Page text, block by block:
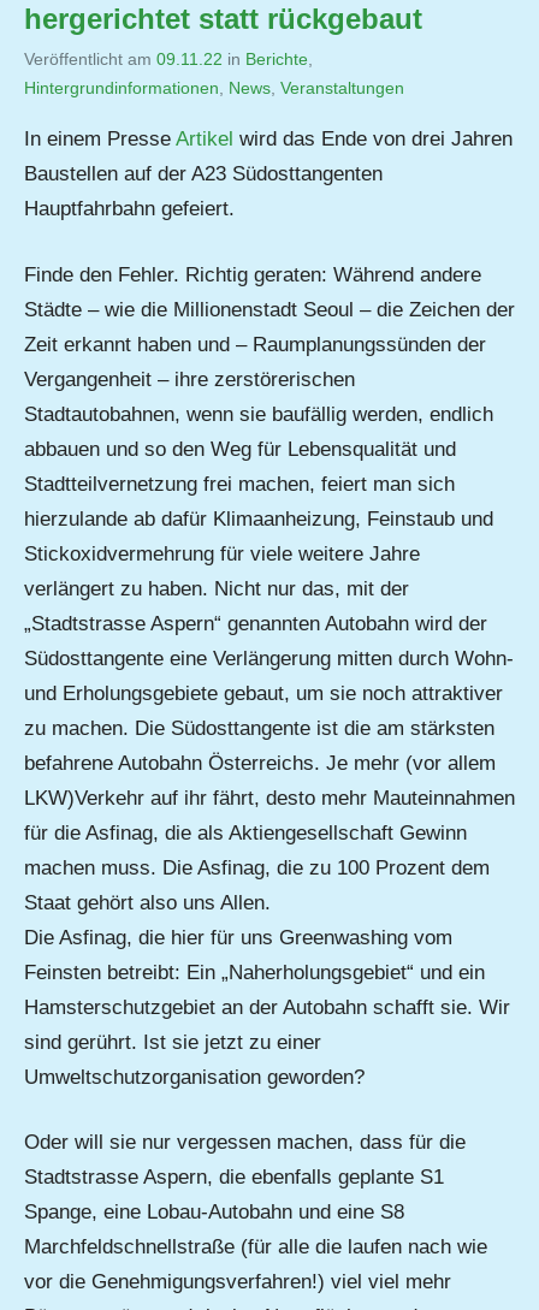
hergerichtet statt rückgebaut
Veröffentlicht am 09.11.22 von
Jutta
in Berichte,
Hintergrundinformationen, News, Veranstaltungen
In einem Presse Artikel wird das Ende von drei Jahren
Baustellen auf der A23 Südosttangenten
Hauptfahrbahn gefeiert.
Finde den Fehler. Richtig geraten: Während andere
Städte – wie die Millionenstadt Seoul – die Zeichen der
Zeit erkannt haben und – Raumplanungssünden der
Vergangenheit – ihre zerstörerischen
Stadtautobahnen, wenn sie baufällig werden, endlich
abbauen und so den Weg für Lebensqualität und
Stadtteilvernetzung frei machen, feiert man sich
hierzulande ab dafür Klimaanheizung, Feinstaub und
Stickoxidvermehrung für viele weitere Jahre
verlängert zu haben. Nicht nur das, mit der
„Stadtstrasse Aspern“ genannten Autobahn wird der
Südosttangente eine Verlängerung mitten durch Wohn-
und Erholungsgebiete gebaut, um sie noch attraktiver
zu machen. Die Südosttangente ist die am stärksten
befahrene Autobahn Österreichs. Je mehr (vor allem
LKW)Verkehr auf ihr fährt, desto mehr Mauteinnahmen
für die Asfinag, die als Aktiengesellschaft Gewinn
machen muss. Die Asfinag, die zu 100 Prozent dem
Staat gehört also uns Allen.
Die Asfinag, die hier für uns Greenwashing vom
Feinsten betreibt: Ein „Naherholungsgebiet“ und ein
Hamsterschutzgebiet an der Autobahn schafft sie. Wir
sind gerührt. Ist sie jetzt zu einer
Umweltschutzorganisation geworden?
Oder will sie nur vergessen machen, dass für die
Stadtstrasse Aspern, die ebenfalls geplante S1
Spange, eine Lobau-Autobahn und eine S8
Marchfeldschnellstraße (für alle die laufen nach wie
vor die Genehmigungsverfahren!) viel viel mehr